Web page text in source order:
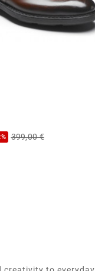
399,00 €